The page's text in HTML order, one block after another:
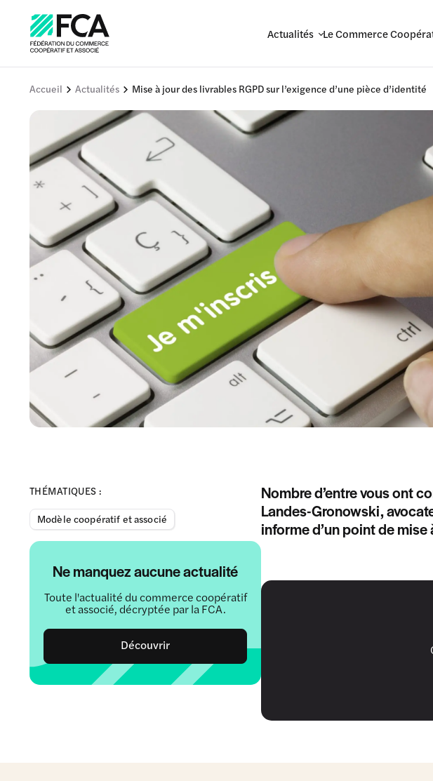
Actualités Le Commerce
Accueil Actualités Mise à jour des livrables RGPD sur l’exigence d’une pièce d’identité
THÉMATIQUES :
Modèle coopératif et associé
Ne manquez aucune actualité
Toute l'actualité du commerce coopératif
et associé, décryptée par la FCA.
Découvrir
Nombre d’entre vous ont
Landes-Gronowski,
informe d’un point de mise